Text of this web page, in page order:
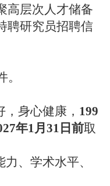
高层次人才储备
聘研究员招聘信
。
，身心健康， 199
年1月31日前取
力、学术水平、